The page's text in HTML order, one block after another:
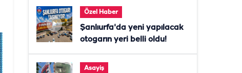
Özel Haber
Şanlıurfa'da yeni yapılacak
otogarın yeri belli oldu!
Asayiş